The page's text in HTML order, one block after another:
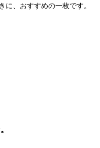
に、おすすめの一枚です。